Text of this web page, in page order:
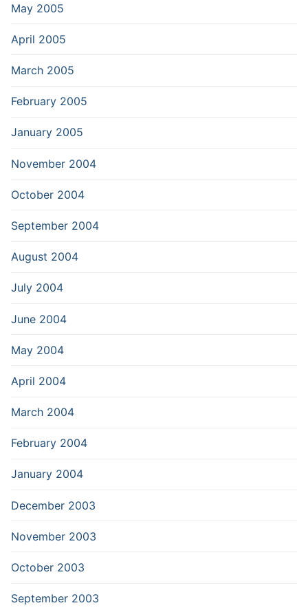
May 2005
April 2005
March 2005
February 2005
January 2005
November 2004
October 2004
September 2004
August 2004
July 2004
June 2004
May 2004
April 2004
March 2004
February 2004
January 2004
December 2003
November 2003
October 2003
September 2003